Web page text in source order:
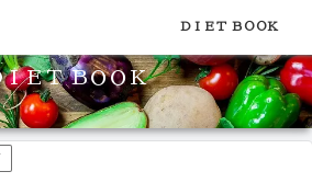
どの栄養素がわかる！健康やダイエットに
ＩＥＴ ＢＯＯＫ
ＤＩＥＴ ＢＯＯＫ